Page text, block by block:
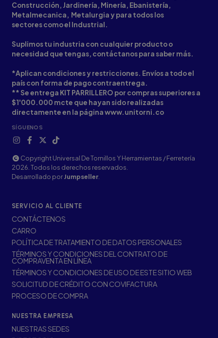
Construcción, Jardinería, Minería, Ebanistería,
Metalmecanica, Metalurgia y para todos los
sectores como el Industrial.
Suplimos tu industria con cualquier producto o
necesidad que tengas, contáctanos para saber más.
*Aplican condiciones y restricciones. Envíos a todo el
país con forma de pago contraentrega.
** Se entrega KIT PARRILLERO por compras superiores a
$1'000.000 mcte que hayan sido realizadas
directamente en la página www.unitorni.co
SÍGUENOS
Copyright Universal De Tornillos Y Herramientas / Ferretería
2026. Todos los derechos reservados.
Desarrollado porJumpseller
SERVICIO AL CLIENTE
CONTÁCTENOS
CARRO
POLÍTICA DE TRATAMIENTO DE DATOS PERSONALES
TÉRMINOS Y CONDICIONES DEL CONTRATO DE
COMPRAVENTA EN LÍNEA
TÉRMINOS Y CONDICIONES DE USO DE ESTE SITIO WEB
SOLICITUD DE CRÉDITO CON COVIFACTURA
PROCESO DE COMPRA
NUESTRA EMPRESA
NUESTRAS SEDES